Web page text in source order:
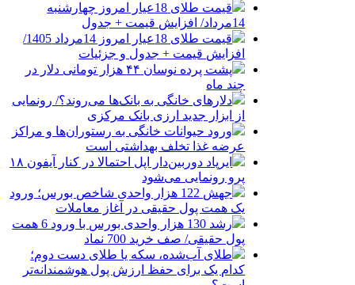
قیمت طلای 18عیار امروز چهارشنبه
14مرداد/ افزایش قیمت + جدول
قیمت طلای 18عیار امروز 14مرداد 1405/
افزایش قیمت + جدول و جزئیات
پشت پرده نوسان ۴۴ هزار تومانی دلار در
چند ماه
دلارهای خانگی به بانک‌ها می‌روند؟/ رونمایی
از ابزار جدید ارزی بانک مرکزی
ورود حیوانات خانگی به رستوران‌ها و مراکز
عرضه غذا تخلف بهداشتی است
ایرپاد دوربین‌دار اپل احتمالا در کنار آیفون ۱۸
پرو رونمایی می‌شود
جهش 122 هزار واحدی شاخص بورس؛ ورود
یک همت پول حقیقی در آغاز معاملات
رشد 130 هزار واحدی بورس با ورود 6 همت
پول حقیقی/ صف خرید 700 نماد
طلای آب‌شده، سکه یا طلای دست دوم؛
کدام یک برای حفظ ارزش پول هوشمندانه‌تر